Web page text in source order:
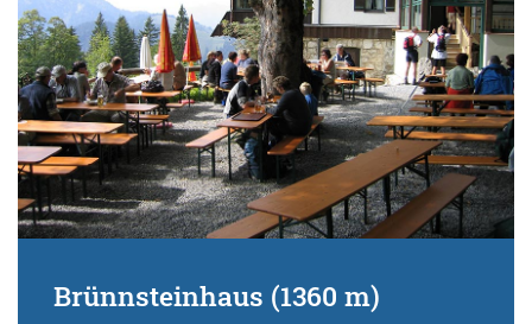
Brünnsteinhaus (1360 m)